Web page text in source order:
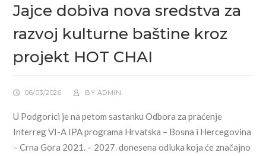
Jajce dobiva nova sredstva za
razvoj kulturne baštine kroz
projekt HOT CHAI
06/03/2026 BY ADMIN
U Podgorici je na petom sastanku Odbora za praćenje
Interreg VI-A IPA programa Hrvatska – Bosna i Hercegovina
– Crna Gora 2021. – 2027. donesena odluka koja će značajno